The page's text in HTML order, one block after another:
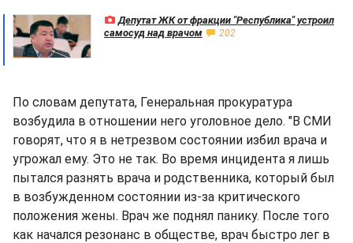
Депутат ЖК от фракции "Республика" устроил
самосуд над врачом
202
По словам депутата, Генеральная прокуратура
возбудила в отношении него уголовное дело. "В СМИ
говорят, что я в нетрезвом состоянии избил врача и
угрожал ему. Это не так. Во время инцидента я лишь
пытался разнять врача и родственника, который был
в возбужденном состоянии из-за критического
положения жены. Врач же поднял панику. После того
как начался резонанс в обществе, врач быстро лег в